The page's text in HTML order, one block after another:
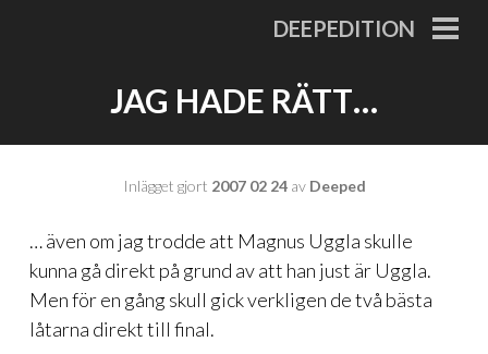
DEEPEDITION
JAG HADE RÄTT…
Inlägget gjort 2007 02 24av Deeped
… även om jag trodde att Magnus Uggla skulle
kunna gå direkt på grund av att han just är Uggla.
Men för en gång skull gick verkligen de två bästa
låtarna direkt till final.